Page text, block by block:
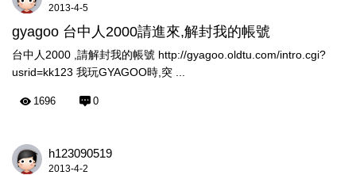
2013-4-5
gyagoo 台中人2000請進來,解封我的帳號
台中人2000 ,請解封我的帳號 http://gyagoo.oldtu.com/intro.cgi?
usrid=kk123 我玩GYAGOO時,突 ...
1696 0
h123090519
2013-4-2